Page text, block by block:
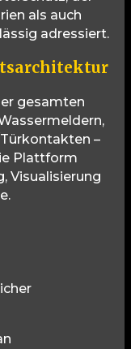
als auch
adressiert.
gesamten
–
Plattform
Visualisierung